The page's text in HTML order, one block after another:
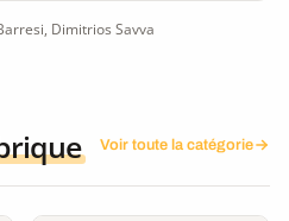
Dimitrios Savva
Voir toute la catégorie